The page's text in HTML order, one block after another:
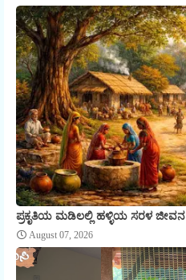
ಪ್ರಕೃತಿಯ ಮಡಿಲಲ್ಲಿ ಹಳ್ಳಿಯ ಸರಳ ಜೀವನ
August 07, 2026